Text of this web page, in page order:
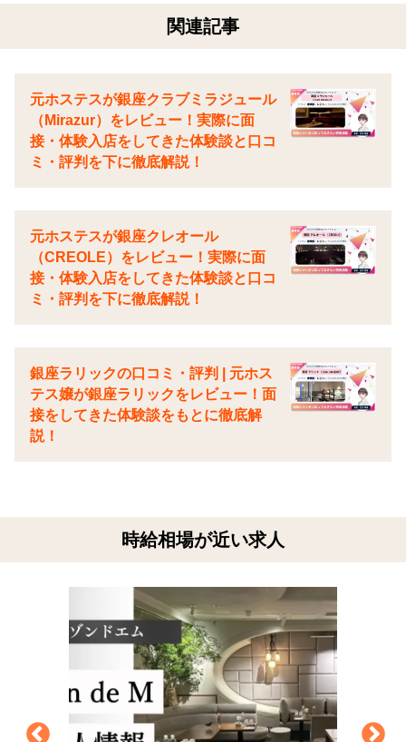
関連記事
元ホステスが銀座クラブミラジュール
（Mirazur）をレビュー！実際に面
接・体験入店をしてきた体験談と口コ
ミ・評判を下に徹底解説！
元ホステスが銀座クレオール
（CREOLE）をレビュー！実際に面
接・体験入店をしてきた体験談と口コ
ミ・評判を下に徹底解説！
銀座ラリックの口コミ・評判 | 元ホス
テス嬢が銀座ラリックをレビュー！面
接をしてきた体験談をもとに徹底解
説！
時給相場が近い求人